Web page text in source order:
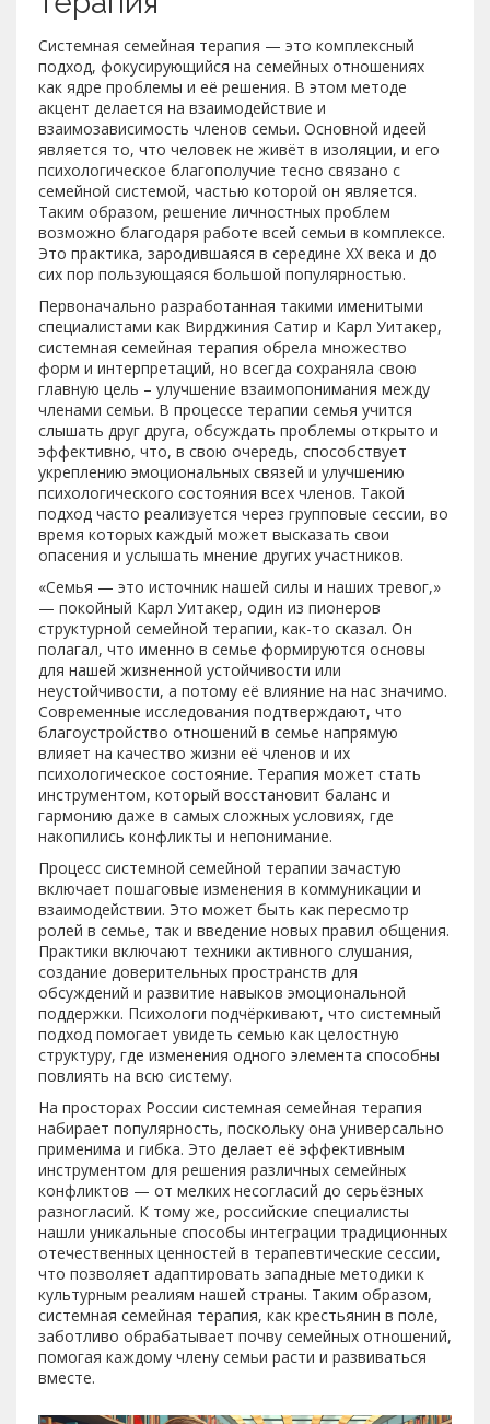
Системная семейная терапия — это комплексный
подход, фокусирующийся на семейных отношениях
как ядре проблемы и её решения. В этом методе
акцент делается на взаимодействие и
взаимозависимость членов семьи. Основной идеей
является то, что человек не живёт в изоляции, и его
психологическое благополучие тесно связано с
семейной системой, частью которой он является.
Таким образом, решение личностных проблем
возможно благодаря работе всей семьи в комплексе.
Это практика, зародившаяся в середине XX века и до
сих пор пользующаяся большой популярностью.
Первоначально разработанная такими именитыми
специалистами как Вирджиния Сатир и Карл Уитакер,
системная семейная терапия обрела множество
форм и интерпретаций, но всегда сохраняла свою
главную цель – улучшение взаимопонимания между
членами семьи. В процессе терапии семья учится
слышать друг друга, обсуждать проблемы открыто и
эффективно, что, в свою очередь, способствует
укреплению эмоциональных связей и улучшению
психологического состояния всех членов. Такой
подход часто реализуется через групповые сессии, во
время которых каждый может высказать свои
опасения и услышать мнение других участников.
«Семья — это источник нашей силы и наших тревог,»
— покойный Карл Уитакер, один из пионеров
структурной семейной терапии, как-то сказал. Он
полагал, что именно в семье формируются основы
для нашей жизненной устойчивости или
неустойчивости, а потому её влияние на нас значимо.
Современные исследования подтверждают, что
благоустройство отношений в семье напрямую
влияет на качество жизни её членов и их
психологическое состояние. Терапия может стать
инструментом, который восстановит баланс и
гармонию даже в самых сложных условиях, где
накопились конфликты и непонимание.
Процесс системной семейной терапии зачастую
включает пошаговые изменения в коммуникации и
взаимодействии. Это может быть как пересмотр
ролей в семье, так и введение новых правил общения.
Практики включают техники активного слушания,
создание доверительных пространств для
обсуждений и развитие навыков эмоциональной
поддержки. Психологи подчёркивают, что системный
подход помогает увидеть семью как целостную
структуру, где изменения одного элемента способны
повлиять на всю систему.
На просторах России системная семейная терапия
набирает популярность, поскольку она универсально
применима и гибка. Это делает её эффективным
инструментом для решения различных семейных
конфликтов — от мелких несогласий до серьёзных
разногласий. К тому же, российские специалисты
нашли уникальные способы интеграции традиционных
отечественных ценностей в терапевтические сессии,
что позволяет адаптировать западные методики к
культурным реалиям нашей страны. Таким образом,
системная семейная терапия, как крестьянин в поле,
заботливо обрабатывает почву семейных отношений,
помогая каждому члену семьи расти и развиваться
вместе.